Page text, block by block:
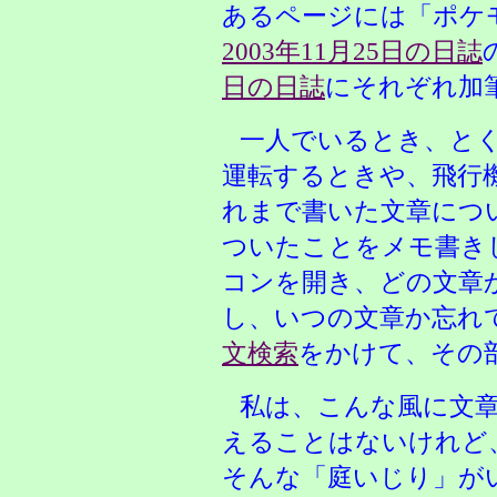
あるページには「ポ
2003年11月25日の日誌
日の日誌にそれぞれ加
一人でいるとき、と
運転するときや、飛行
れまで書いた文章につ
ついたことをメモ書
コンを開き、どの文
し、いつの文章か忘
文検索をかけて、その
私は、こんな風に文
えることはないけれ
そんな「庭いじり」